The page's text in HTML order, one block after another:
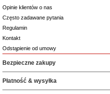
Opinie klientów o nas
Często zadawane pytania
Regulamin
Kontakt
Odstąpienie od umowy
Bezpieczne zakupy
Płatność & wysyłka